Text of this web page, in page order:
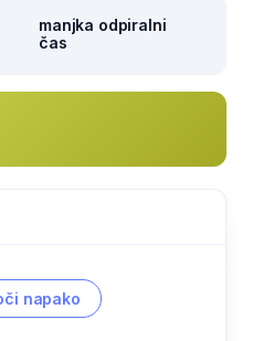
manjka odpiralni
čas
napako